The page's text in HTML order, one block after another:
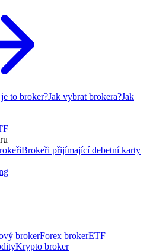
to broker?Jak vybrat brokera?Jak
Brokeři přijímající debetní karty
brokerForex brokerETF
Krypto broker